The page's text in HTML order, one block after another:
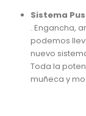
Sistema
. Engancha,
podemos
nuevo
Toda la
muñeca y